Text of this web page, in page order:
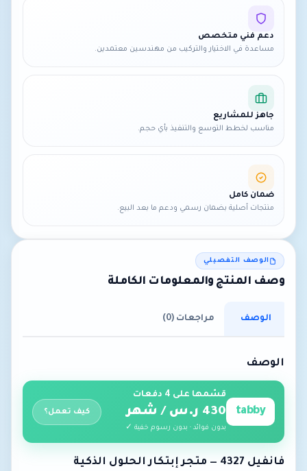
دعم فني متخصص
مساعدة في الاختيار والتركيب من مهندسين معتمدين.
جاهز للمشاريع
مناسب لخطط التوسع والتنفيذ بأي حجم.
ضمان كامل
منتجات أصلية بضمان رسمي ودعم ما بعد البيع.
الوصف التفصيلي
وصف المنتج والمعلومات الكاملة
الوصف مراجعات (0)
الوصف
tabby
قسّمها على 4 دفعات
430 ر.س / شهر
بدون فوائد · بدون رسوم خفية ✓
كيف تعمل؟
فانفيل 4327 — متجر إبتكار الحلول الذكية